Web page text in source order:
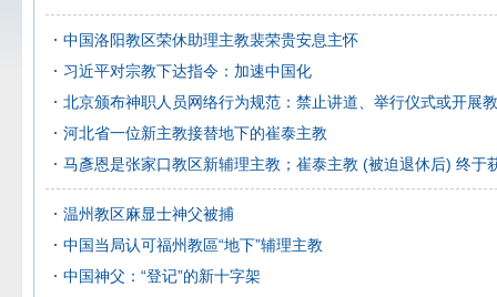
中国洛阳教区荣休助理主教裴荣贵安息主怀
习近平对宗教下达指令：加速中国化
北京颁布神职人员网络行为规范：禁止讲道、举行仪式或开展
河北省一位新主教接替地下的崔泰主教
马彥恩是张家口教区新辅理主教；崔泰主教 (被迫退休后) 终于
温州教区麻显士神父被捕
中国当局认可福州教區“地下”辅理主教
中国神父：“登记”的新十字架